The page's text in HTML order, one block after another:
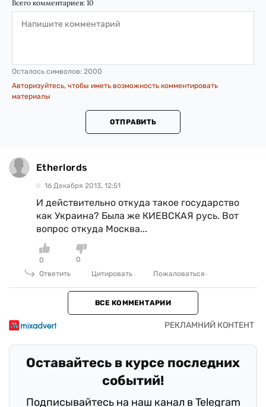
Всего комментариев: 10
Осталось символов: 2000
Авторизуйтесь, чтобы иметь возможность комментировать
материалы
ОТПРАВИТЬ
Etherlords
16 Декабря 2013, 12:51
И действительно откуда такое государство
как Украина? Была же КИЕВСКАЯ русь. Вот
вопрос откуда Москва...
0
0
Ответить
Цитировать Пожаловаться
ВСЕ КОММЕНТАРИИ
Оставайтесь в курсе последних
событий!
Подписывайтесь на наш канал в Telegram